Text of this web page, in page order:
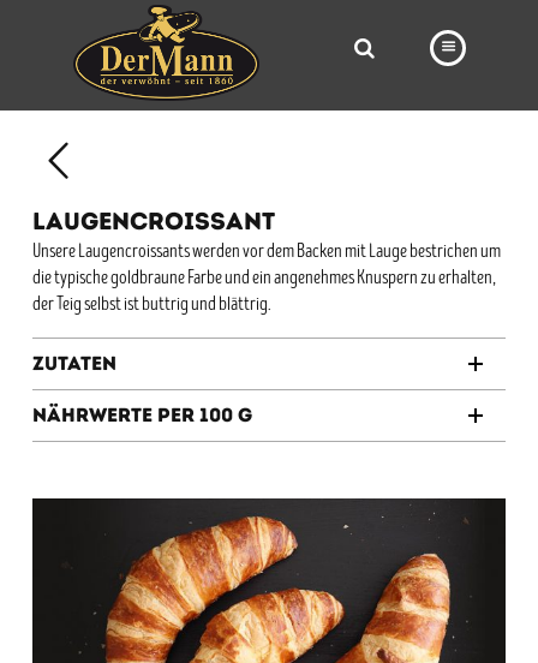
BÄCKEREI
BROTWAY
KARRIERE
LAUGENCROISSANT
Unsere Laugencroissants werden vor dem Backen mit Lauge bestrichen um
die typische goldbraune Farbe und ein angenehmes Knuspern zu erhalten,
der Teig selbst ist buttrig und blättrig.
Zutaten
Nährwerte per 100 g